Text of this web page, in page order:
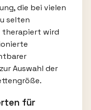
die bei vielen
selten
therapiert wird
Auswahl der
für